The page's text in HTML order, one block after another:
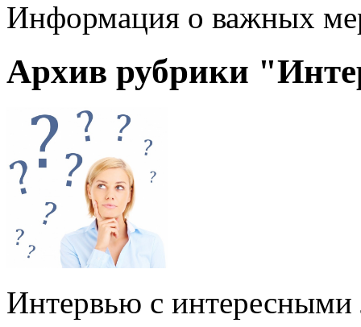
Информация о важных
Архив рубрики
Интервью с